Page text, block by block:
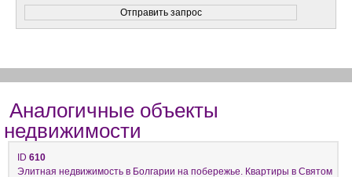
Аналогичные объекты
недвижимости
ID 610
Элитная недвижимость в Болгарии на побережье. Квартиры в Святом